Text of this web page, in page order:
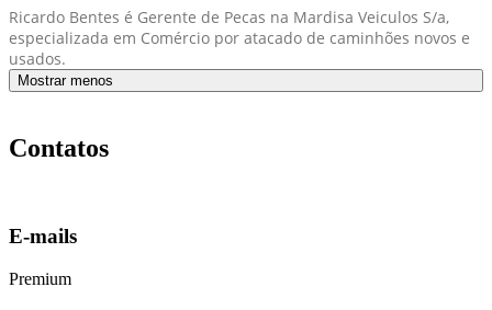
Ricardo Bentes é Gerente de Pecas na Mardisa Veiculos S/a,
especializada em Comércio por atacado de caminhões novos e
usados.
Mostrar menos
Contatos
E-mails
Premium